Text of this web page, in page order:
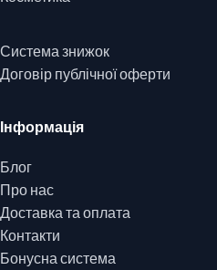
Система знижок
Договір публічної оферти
Інформація
Блог
Про нас
Доставка та оплата
Контакти
Бонусна система